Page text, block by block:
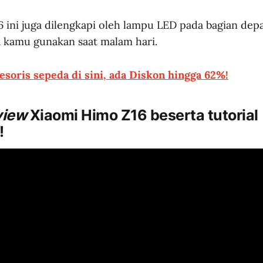
ini juga dilengkapi oleh lampu LED pada bagian
kamu gunakan saat malam hari.
sepeda di sini, ada Diskon hingga 62%!
Xiaomi Himo Z16 beserta tutorial